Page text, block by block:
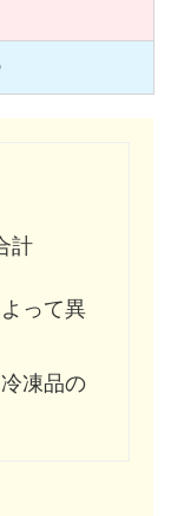
計
って異
凍品の